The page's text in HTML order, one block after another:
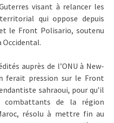
visant à relancer les
qui oppose depuis
le Front Polisario, soutenu
Occidental.
auprès de l’ONU à New-
ferait pression sur le Front
sahraoui, pour qu’il
combattants de la région
résolu à mettre fin au